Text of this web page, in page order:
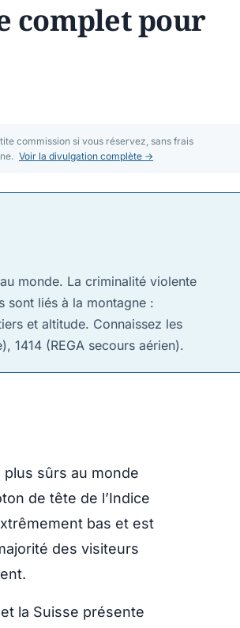
complet pour
commission si vous réservez, sans frais
Voir la divulgation complète →
monde. La criminalité violente
sont liés à la montagne :
et altitude. Connaissez les
1414 (REGA secours aérien).
plus sûrs au monde
de tête de l’Indice
bas et est
des visiteurs
la Suisse présente